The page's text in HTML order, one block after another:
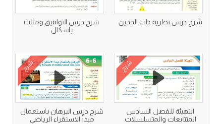
شرح درس نظرية ذات الحدين
شرح درس التوافيق ومثلث
باسكال
شرح
التهيئة للفصل السادس
المتتابعات والمتسلسلات
شرح
شرح درس البرهان باستعمال
مبدأ الاستقراء الرياضي